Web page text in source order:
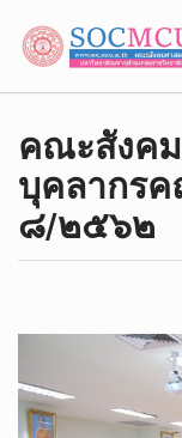
คณะสังค
บุคลากร
๘/๒๕๖๒